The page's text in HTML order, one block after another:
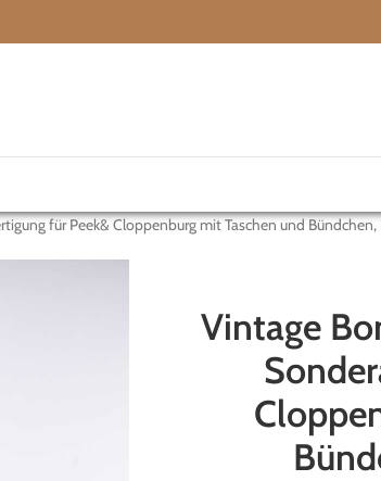
für Peek& Cloppenburg mit Taschen und Bündchen,
Vintage